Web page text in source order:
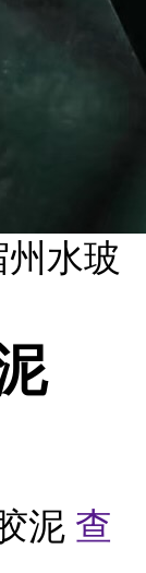
州水玻
泥 查